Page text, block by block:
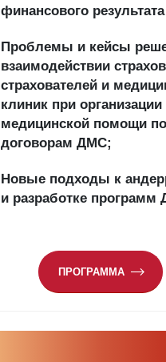
финансового
Проблемы и кейсы
взаимодействии
страхователей и
клиник при организации
медицинской помощи по
договорам ДМС;
Новые подходы к
и разработке программ
ПРОГРАММА